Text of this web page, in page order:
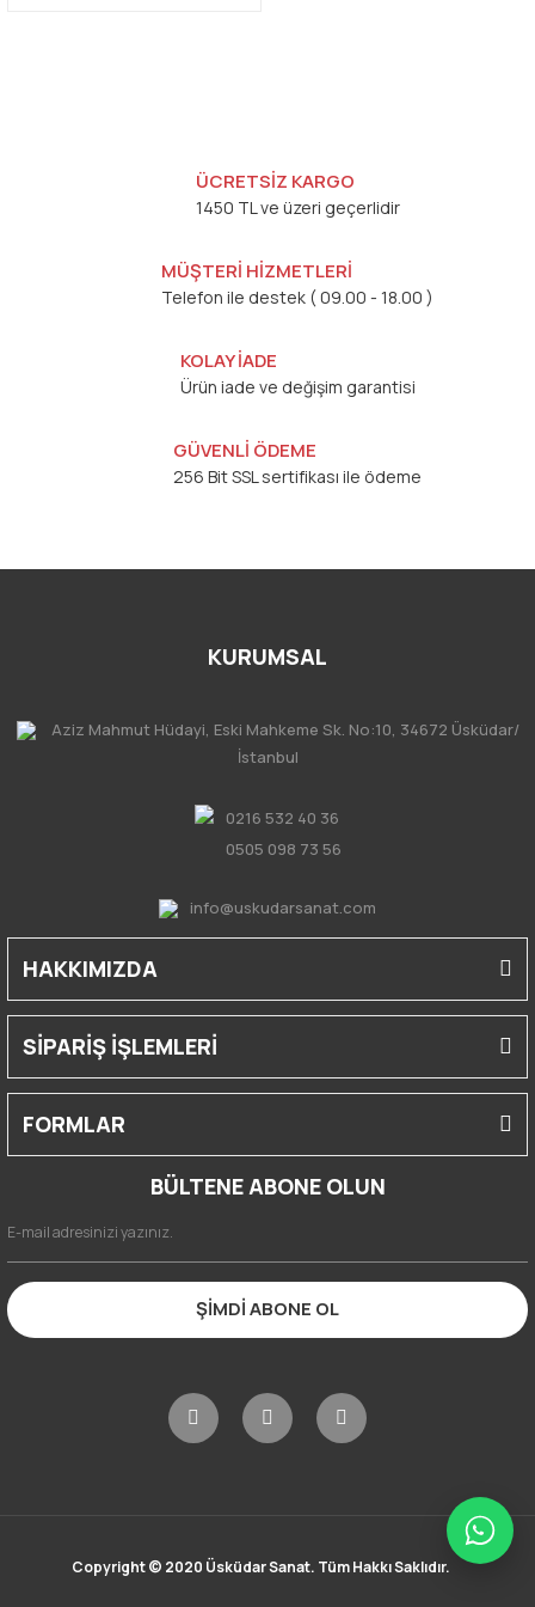
ÜCRETSİZ KARGO
1450 TL ve üzeri geçerlidir
MÜŞTERİ HİZMETLERİ
Telefon ile destek ( 09.00 - 18.00 )
KOLAY İADE
Ürün iade ve değişim garantisi
GÜVENLİ ÖDEME
256 Bit SSL sertifikası ile ödeme
KURUMSAL
Aziz Mahmut Hüdayi, Eski Mahkeme Sk. No:10, 34672 Üsküdar/
İstanbul
0216 532 40 36
0505 098 73 56
info@uskudarsanat.com
HAKKIMIZDA
SİPARİŞ İŞLEMLERİ
FORMLAR
BÜLTENE ABONE OLUN
ŞİMDİ ABONE OL
Copyright © 2020 Üsküdar Sanat. Tüm Hakkı Saklıdır.